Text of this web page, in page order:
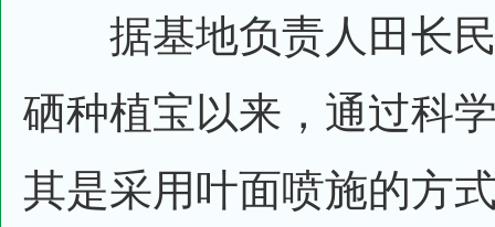
据基地负责人田长民
硒种植宝以来，通过科
其是采用叶面喷施的方